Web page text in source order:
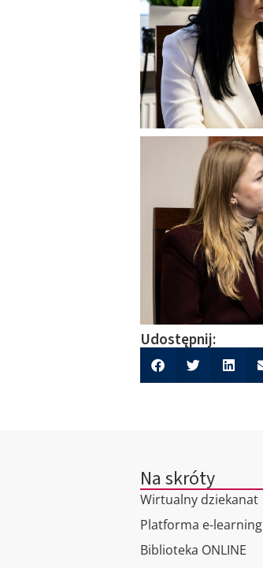
Udostępnij:
Na skróty
Wirtualny dziekanat
Platforma e-learning
Biblioteka ONLINE